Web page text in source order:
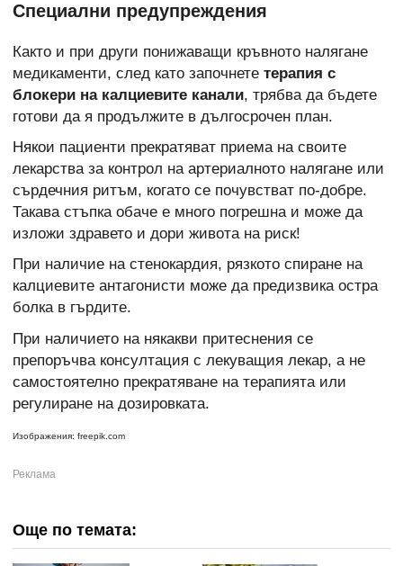
Специални предупреждения
Както и при други понижаващи кръвното налягане
медикаменти, след като започнете терапия с
блокери на калциевите канали, трябва да бъдете
готови да я продължите в дългосрочен план.
Някои пациенти прекратяват приема на своите
лекарства за контрол на артериалното налягане или
сърдечния ритъм, когато се почувстват по-добре.
Такава стъпка обаче е много погрешна и може да
изложи здравето и дори живота на риск!
При наличие на стенокардия, рязкото спиране на
калциевите антагонисти може да предизвика остра
болка в гърдите.
При наличието на някакви притеснения се
препоръчва консултация с лекуващия лекар, а не
самостоятелно прекратяване на терапията или
регулиране на дозировката.
Изображения: freepik.com
Още по темата: